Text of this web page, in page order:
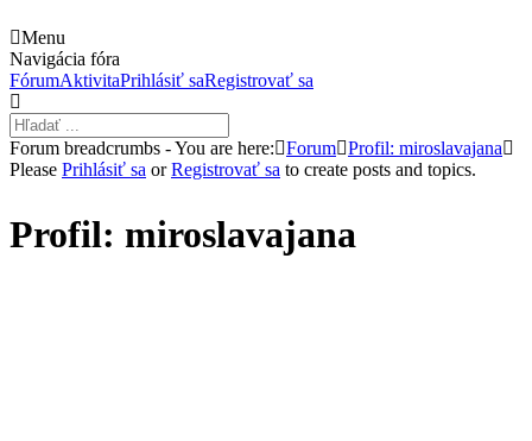
Menu
Navigácia fóra
FórumAktivitaPrihlásiť saRegistrovať sa
Forum breadcrumbs - You are here: Forum Profil: miroslavajana
Please Prihlásiť sa orRegistrovať sa to create posts and topics.
Profil: miroslavajana